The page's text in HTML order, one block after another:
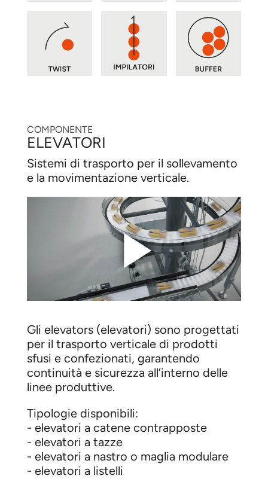
COMPONENTE
ELEVATORI
Sistemi di trasporto per il sollevamento
e la movimentazione verticale.
Gli elevators (elevatori) sono progettati
per il trasporto verticale di prodotti
sfusi e confezionati, garantendo
continuità e sicurezza all’interno delle
linee produttive.
Tipologie disponibili:
- elevatori a catene contrapposte
- elevatori a tazze
- elevatori a nastro o maglia modulare
- elevatori a listelli